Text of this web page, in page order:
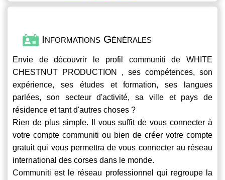
Informations Générales
Envie de découvrir le profil communiti de WHITE
CHESTNUT PRODUCTION , ses compétences, son
expérience, ses études et formation, ses langues
parlées, son secteur d'activité, sa ville et pays de
résidence et tant d'autres choses ?
Rien de plus simple. Il vous suffit de vous connecter à
votre compte communiti ou bien de créer votre compte
gratuit qui vous permettra de vous connecter au réseau
international des corses dans le monde.
Communiti est le réseau professionnel qui regroupe la